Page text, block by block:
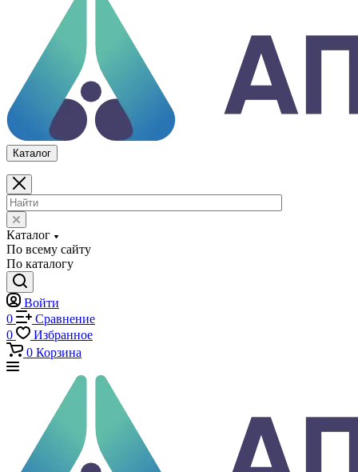
Каталог
По всему сайту
По каталогу
Войти
0
Сравнение
0
Избранное
Каталог
По всему сайту
По каталогу